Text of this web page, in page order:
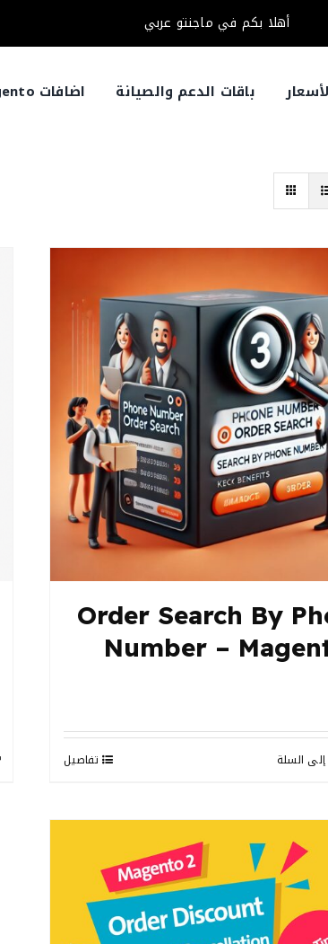
أهلا بكم في ماجنتو عربي
باقات الدعم والصيانة اضافات Magento
Order Search By
Number –
السلة تفاصيل